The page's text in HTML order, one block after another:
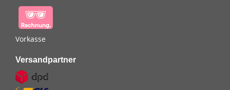
Vorkasse
Versandpartner